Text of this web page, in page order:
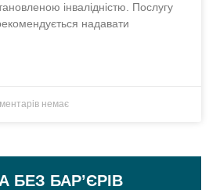
інвалідністю. Послугу
надавати
немає
БЕЗ БАР’ЄРІВ